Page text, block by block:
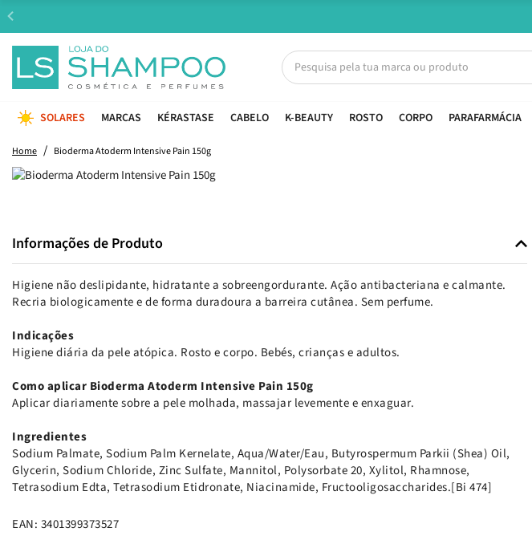
SOLARES MARCAS KÉRASTASE CABELO K-BEAUTY ROSTO CORPO PARAFARMÁCIA
Home Bioderma Atoderm Intensive Pain 150g
Informações de Produto
Higiene não deslipidante, hidratante a sobreengordurante. Ação antibacteriana e calmante.
Recria biologicamente e de forma duradoura a barreira cutânea. Sem perfume.
Indicações
Higiene diária da pele atópica. Rosto e corpo. Bebés, crianças e adultos.
Como aplicar Bioderma Atoderm Intensive Pain 150g
Aplicar diariamente sobre a pele molhada, massajar levemente e enxaguar.
Ingredientes
Sodium Palmate, Sodium Palm Kernelate, Aqua/Water/Eau, Butyrospermum Parkii (Shea) Oil,
Glycerin, Sodium Chloride, Zinc Sulfate, Mannitol, Polysorbate 20, Xylitol, Rhamnose,
Tetrasodium Edta, Tetrasodium Etidronate, Niacinamide, Fructooligosaccharides.[Bi 474]
EAN: 3401399373527